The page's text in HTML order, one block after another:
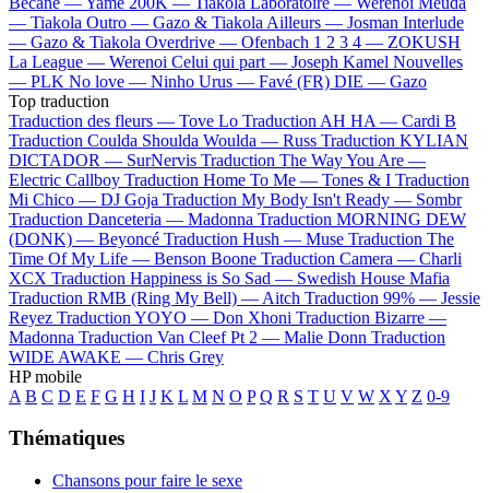
— Tiakola Outro — Gazo & Tiakola Ailleurs — Josman Interlude
— Gazo & Tiakola Overdrive — Ofenbach 1 2 3 4 — ZOKUSH
La League — Werenoi Celui qui part — Joseph Kamel Nouvelles
— PLK No love — Ninho Urus — Favé (FR) DIE — Gazo
Top traduction
Traduction des fleurs — Tove Lo Traduction AH HA — Cardi B
Traduction Coulda Shoulda Woulda — Russ Traduction KYLIAN
DICTADOR — SurNervis Traduction The Way You Are —
Electric Callboy Traduction Home To Me — Tones & I Traduction
Mi Chico — DJ Goja Traduction My Body Isn't Ready — Sombr
Traduction Danceteria — Madonna Traduction MORNING DEW
(DONK) — Beyoncé Traduction Hush — Muse Traduction The
Time Of My Life — Benson Boone Traduction Camera — Charli
XCX Traduction Happiness is So Sad — Swedish House Mafia
Traduction RMB (Ring My Bell) — Aitch Traduction 99% — Jessie
Reyez Traduction YOYO — Don Xhoni Traduction Bizarre —
Madonna Traduction Van Cleef Pt 2 — Malie Donn Traduction
WIDE AWAKE — Chris Grey
HP mobile
A B C D E F G H I J K L M N O P Q R S T U V W X Y Z 0-9
Thématiques
Chansons pour faire le sexe